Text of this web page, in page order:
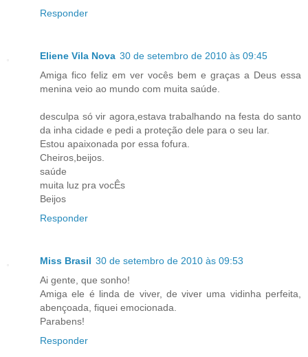
Responder
Eliene Vila Nova 30 de setembro de 2010 às 09:45
Amiga fico feliz em ver vocês bem e graças a Deus essa
menina veio ao mundo com muita saúde.
desculpa só vir agora,estava trabalhando na festa do santo
da inha cidade e pedi a proteção dele para o seu lar.
Estou apaixonada por essa fofura.
Cheiros,beijos.
saúde
muita luz pra vocÊs
Beijos
Responder
Miss Brasil 30 de setembro de 2010 às 09:53
Ai gente, que sonho!
Amiga ele é linda de viver, de viver uma vidinha perfeita,
abençoada, fiquei emocionada.
Parabens!
Responder